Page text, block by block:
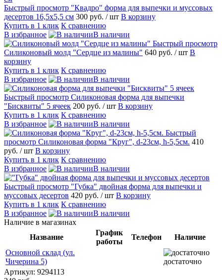
Быстрый просмотр "Квадро" форма для выпечки и муссовых
десертов 16,5х5,5 см 300 руб. / шт В корзину
Купить в 1 клик К сравнению
В избранное
В наличии
Быстрый просмотр
Силиконовый молд "Сердце из малины" 640 руб. / шт В
корзину
Купить в 1 клик К сравнению
В избранное
В наличии
Быстрый просмотр Силиконовая форма для выпечки
"Бисквиты" 5 ячеек 200 руб. / шт В корзину
Купить в 1 клик К сравнению
В избранное
В наличии
Быстрый
просмотр Силиконовая форма "Круг", d-23см, h-5,5см. 410
руб. / шт В корзину
Купить в 1 клик К сравнению
В избранное
В наличии
Быстрый просмотр "Губка" двойная форма для выпечки и
муссовых десертов 420 руб. / шт В корзину
Купить в 1 клик К сравнению
В избранное
В наличии
Наличие в магазинах
Название
График
работы
Телефон
Наличие
Основной склад (ул.
Чичерина 5)
достаточно
Артикул: 9294113